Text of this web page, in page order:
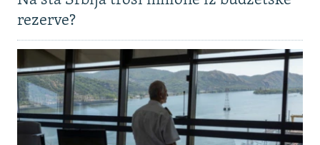
rezerve?